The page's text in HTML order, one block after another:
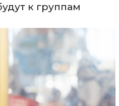
к группам